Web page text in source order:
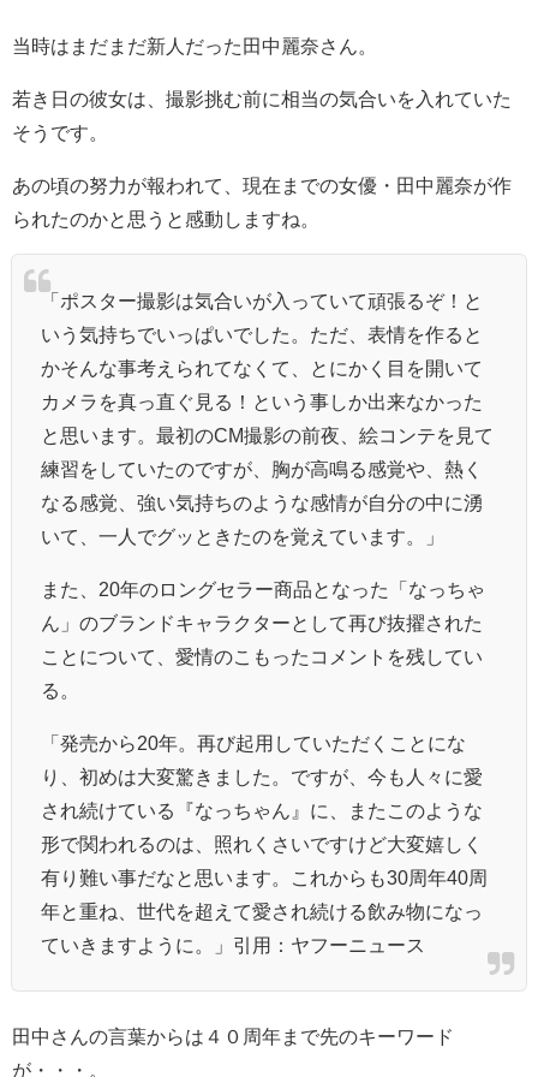
当時はまだまだ新人だった田中麗奈さん。
若き日の彼女は、撮影挑む前に相当の気合いを入れていた
そうです。
あの頃の努力が報われて、現在までの女優・田中麗奈が作
られたのかと思うと感動しますね。
「ポスター撮影は気合いが入っていて頑張るぞ！と
いう気持ちでいっぱいでした。ただ、表情を作ると
かそんな事考えられてなくて、とにかく目を開いて
カメラを真っ直ぐ見る！という事しか出来なかった
と思います。最初のCM撮影の前夜、絵コンテを見て
練習をしていたのですが、胸が高鳴る感覚や、熱く
なる感覚、強い気持ちのような感情が自分の中に湧
いて、一人でグッときたのを覚えています。」
また、20年のロングセラー商品となった「なっちゃ
ん」のブランドキャラクターとして再び抜擢された
ことについて、愛情のこもったコメントを残してい
る。
「発売から20年。再び起用していただくことにな
り、初めは大変驚きました。ですが、今も人々に愛
され続けている『なっちゃん』に、またこのような
形で関われるのは、照れくさいですけど大変嬉しく
有り難い事だなと思います。これからも30周年40周
年と重ね、世代を超えて愛され続ける飲み物になっ
ていきますように。」引用：ヤフーニュース
田中さんの言葉からは４０周年まで先のキーワード
が・・・。